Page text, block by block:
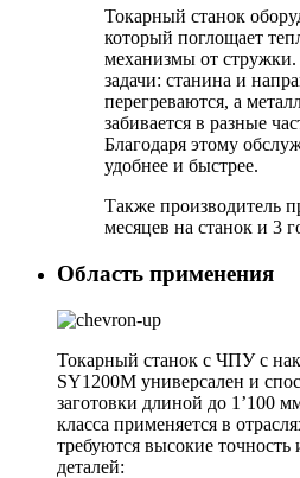
Токарный станок
который поглощает
механизмы от стружки.
задачи: станина и
перегреваются, а
забивается в разные
Благодаря этому
удобнее и быстрее.
Также производитель
месяцев на станок и 3
Область применения
Токарный станок с ЧПУ с
SY1200M универсален и
заготовки длиной до 1’100
класса применяется в
требуются высокие точность
деталей: